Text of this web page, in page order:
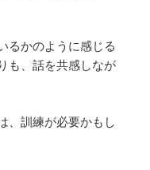
るかのように感じる
も、話を共感しなが
、訓練が必要かもし